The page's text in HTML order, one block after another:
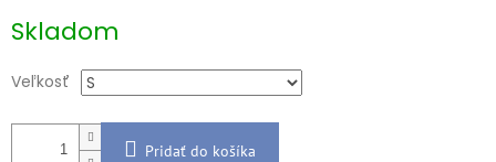
cena:
Skladom
Veľkosť
Pridať do košíka